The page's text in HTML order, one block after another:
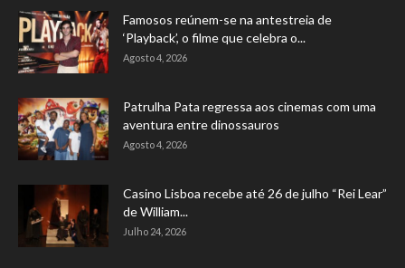
Famosos reúnem-se na antestreia de
‘Playback’, o filme que celebra o...
Agosto 4, 2026
Patrulha Pata regressa aos cinemas com uma
aventura entre dinossauros
Agosto 4, 2026
Casino Lisboa recebe até 26 de julho “Rei Lear”
de William...
Julho 24, 2026